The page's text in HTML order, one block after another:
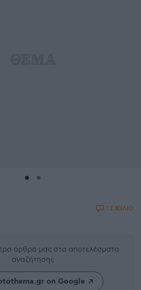
1 ΣΧΟΛΙΟ
άρθρα μας στα αποτελέσματα
αναζήτησης
on Google